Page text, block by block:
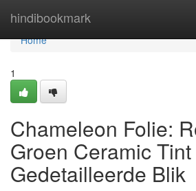
hindibookmark
Home
Home
1
Chameleon Folie:
Groen Ceramic
Gedetailleerde Blik